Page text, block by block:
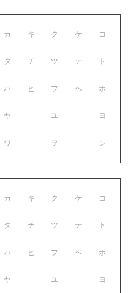
カ キ ク ケ コ
タ チ ツ テ ト
ハ ヒ フ ヘ ホ
ヤ ユ ヨ
ワ ヲ ン
カ キ ク ケ コ
タ チ ツ テ ト
ハ ヒ フ ヘ ホ
ヤ ユ ヨ